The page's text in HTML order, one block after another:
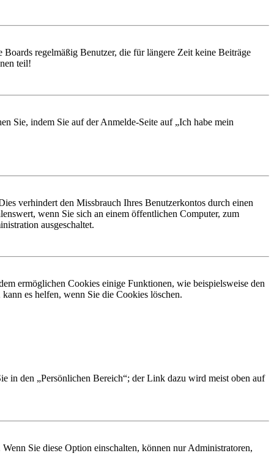
regelmäßig Benutzer, die für längere Zeit keine Beiträge
teil!
Sie, indem Sie auf der Anmelde-Seite auf „Ich habe mein
verhindert den Missbrauch Ihres Benutzerkontos durch einen
wenn Sie sich an einem öffentlichen Computer, zum
ausgeschaltet.
ermöglichen Cookies einige Funktionen, wie beispielsweise den
es helfen, wenn Sie die Cookies löschen.
in den „Persönlichen Bereich“; der Link dazu wird meist oben auf
Sie diese Option einschalten, können nur Administratoren,